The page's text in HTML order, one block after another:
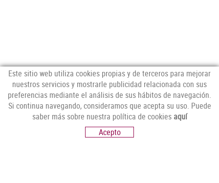
CONTÁCTANOS
C/ Espolla, 14,
17751 Sant Climent Sescebes, Girona
T. 972 56 30 08 - whatsapp: 637 542 888
Este sitio web utiliza cookies propias y de terceros para mejorar
nuestros servicios y mostrarle publicidad relacionada con sus
preferencias mediante el análisis de sus hábitos de navegación.
Si continua navegando, consideramos que acepta su uso. Puede
saber más sobre nuestra política de cookies aquí
Acepto